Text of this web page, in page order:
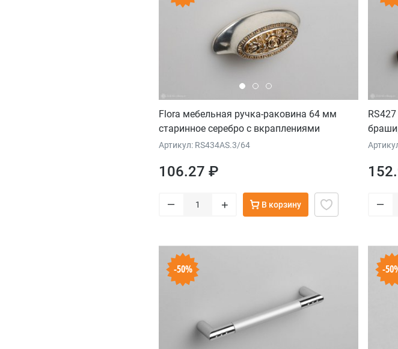
Flora мебельная ручка-раковина 64 мм
старинное серебро с вкраплениями
сатинового золота
Артикул: RS434AS.3/64
106.27 ₽
– + В корзину –
-50% -